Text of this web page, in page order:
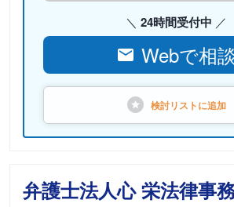
24時間受付中
Webで相
検討リストに追加
弁護士法人心 栄法律事